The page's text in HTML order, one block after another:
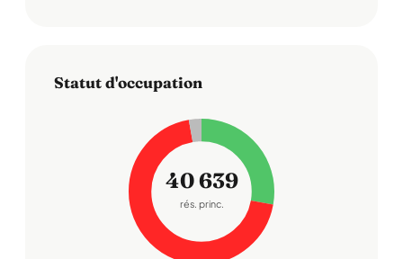
Statut d'occupation
40 639
rés. princ.